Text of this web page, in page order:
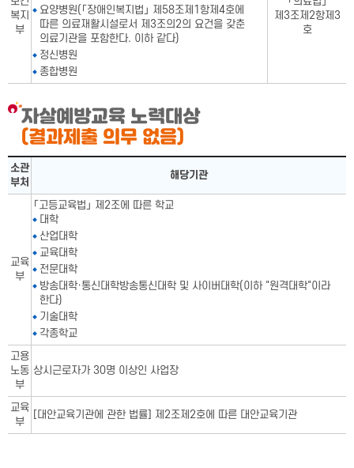
복지
부
요양병원(「장애인복지법」 제58조제1항제4호에
따른 의료재활시설로서 제3조의2의 요건을 갖춘
의료기관을 포함한다. 이하 같다)
정신병원
종합병원
제3조제2항제3
호
자살예방교육 노력대상
(결과제출 의무 없음)
자살예방교육 노력대상표-소관부처,해당기관으로 구성됨
소관
부처
해당기관
교육
부
「고등교육법」 제2조에 따른 학교
대학
산업대학
교육대학
전문대학
방송대학·통신대학방송통신대학 및 사이버대학(이하 "원격대학"이라
한다)
기술대학
각종학교
고용
노동
부
상시근로자가 30명 이상인 사업장
교육
부
[대안교육기관에 관한 법률] 제2조제2호에 따른 대안교육기관